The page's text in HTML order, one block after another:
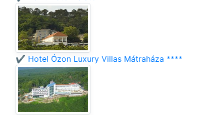
✔️ Hotel Ózon Luxury Villas Mátraháza ****